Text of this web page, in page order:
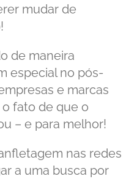
mudar de
de maneira
especial no pós-
e marcas
fato de que o
– e para melhor!
nas redes
a uma busca por